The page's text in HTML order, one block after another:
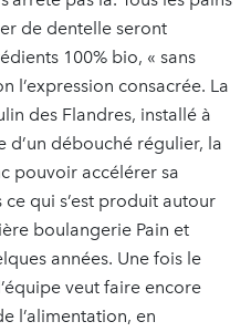
de dentelle seront
100% bio, « sans
l’expression consacrée. La
des Flandres, installé à
d’un débouché régulier, la
pouvoir accélérer sa
ce qui s’est produit autour
boulangerie Pain et
années. Une fois le
veut faire encore
l’alimentation, en